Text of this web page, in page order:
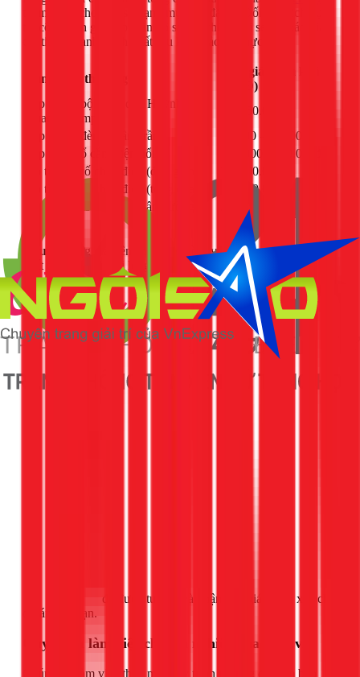
tham khảo cho một số hạng mục lắp đặt lẻ. Đối với dịch vụ
thi công trọn gói cho toàn bộ salon, chúng tôi sẽ lên báo giá
chi tiết và cạnh tranh nhất sau khi khảo sát thực tế.
Hạng mục thi công
Đơn giá tham khảo
(VNĐ)
Lắp mới 1 bộ bóng đèn Huỳnh
Quang, Compact
Từ 150.000đ
Lắp mới 1 đèn lon âm trần
40.000 - 150.000đ
Lắp mới 1 ổ cắm điện nổi
100.000 - 200.000đ
Dò tìm sự cố chập điện (đơn giản)
Từ 300.000đ
Dò tìm sự cố chập điện (tổng quan)
Từ 800.000đ
Dò tìm sự cố chập điện âm tường
Từ 1.500.000đ
Lưu ý:
Bảng giá trên chưa bao gồm vật tư và chỉ mang tính
chất tham khảo. Vui lòng liên hệ trực tiếp hotline
để được tư vấn và nhận báo giá chính xác cho
dự án của bạn.
Quy trình làm việc chuyên nghiệp của 1Fix.vn
Chúng tôi làm việc theo một quy trình rõ ràng để đảm bảo